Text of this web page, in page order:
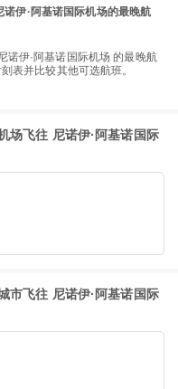
伊·阿基诺国际机场的最晚航
表并比较其他可选航班。
飞往 尼诺伊·阿基诺国际
飞往 尼诺伊·阿基诺国际